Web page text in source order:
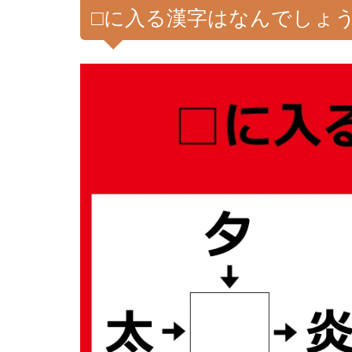
□に入る漢字はなんでしょ